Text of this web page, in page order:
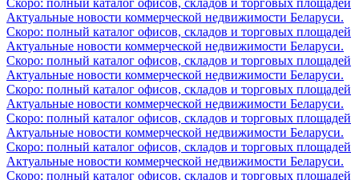
Актуальные новости коммерческой недвижимости Беларуси.
Скоро: полный каталог офисов, складов и торговых площадей
Актуальные новости коммерческой недвижимости Беларуси.
Скоро: полный каталог офисов, складов и торговых площадей
Актуальные новости коммерческой недвижимости Беларуси.
Скоро: полный каталог офисов, складов и торговых площадей
Актуальные новости коммерческой недвижимости Беларуси.
Скоро: полный каталог офисов, складов и торговых площадей
Актуальные новости коммерческой недвижимости Беларуси.
Скоро: полный каталог офисов, складов и торговых площадей
Актуальные новости коммерческой недвижимости Беларуси.
Скоро: полный каталог офисов, складов и торговых площадей